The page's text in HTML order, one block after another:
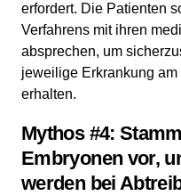
erfordert. Die Patienten
Verfahrens mit ihren
absprechen, um
jeweilige Erkrankung
erhalten.
Mythos #4:
Embryonen vor,
werden bei